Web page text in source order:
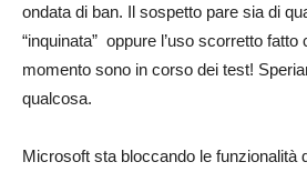
ondata di ban. Il sospetto pare sia di
“inquinata” oppure l’uso scorretto
momento sono in corso dei test!
qualcosa.
Microsoft sta bloccando le funzionalità